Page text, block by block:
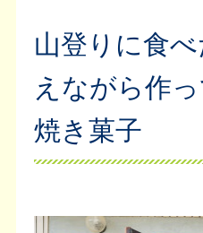
山登りに食
えながら作
焼き菓子